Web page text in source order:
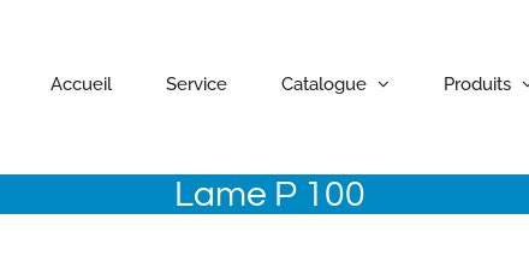
Accueil Service Catalogue Produits
Lame P 100